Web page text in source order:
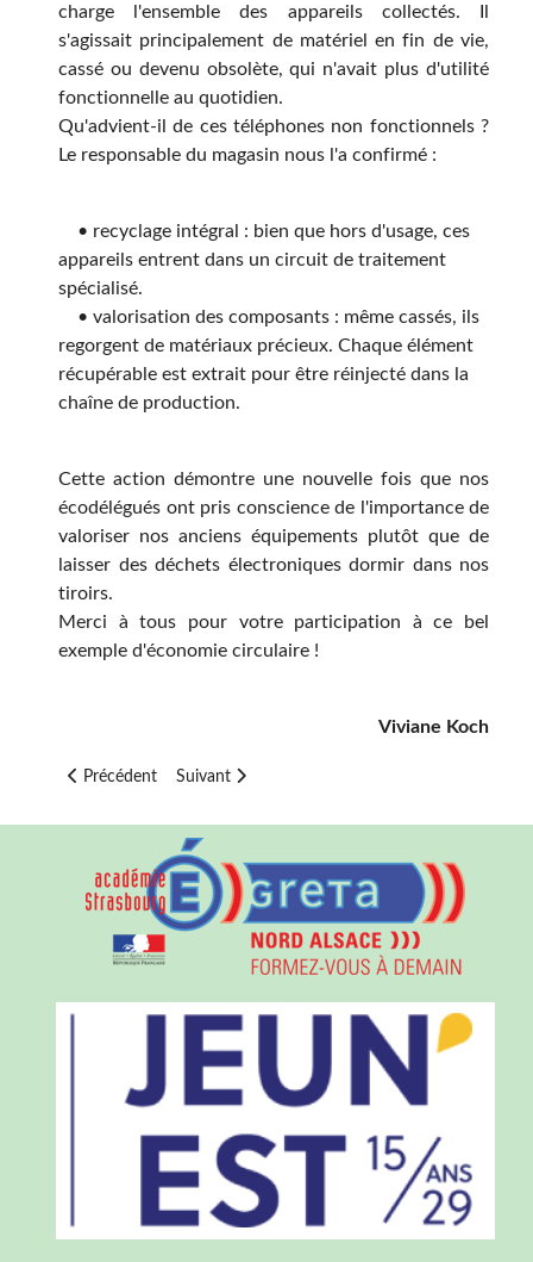
charge l'ensemble des appareils collectés. Il
s'agissait principalement de matériel en fin de vie,
cassé ou devenu obsolète, qui n'avait plus d'utilité
fonctionnelle au quotidien.
Qu'advient-il de ces téléphones non fonctionnels ?
Le responsable du magasin nous l'a confirmé :
• recyclage intégral : bien que hors d'usage, ces
appareils entrent dans un circuit de traitement
spécialisé.
• valorisation des composants : même cassés, ils
regorgent de matériaux précieux. Chaque élément
récupérable est extrait pour être réinjecté dans la
chaîne de production.
Cette action démontre une nouvelle fois que nos
écodélégués ont pris conscience de l'importance de
valoriser nos anciens équipements plutôt que de
laisser des déchets électroniques dormir dans nos
tiroirs.
Merci à tous pour votre participation à ce bel
exemple d'économie circulaire !
Viviane Koch
Article précédent : Printemps au Lycée : opération nettoyage
Précédent Article suivant : Séjour Erasmus LHB & IES
Suivant